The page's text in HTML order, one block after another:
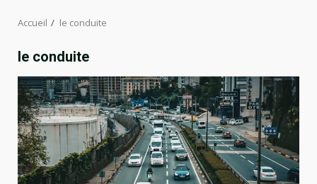
Accueil le conduite
le conduite